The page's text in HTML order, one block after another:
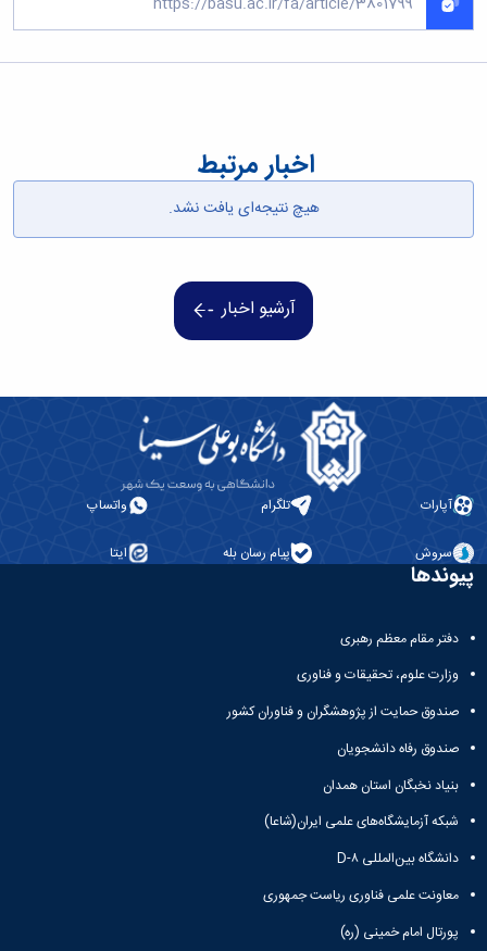
اخبار مرتبط
هیچ نتیجه‌ای یافت نشد.
آرشیو اخبار
آپارات تلگرام واتساپ
سروش پیام رسان بله ایتا
پیوندها
دفتر مقام معظم رهبری
وزارت علوم، تحقیقات و فناوری
صندوق حمایت از پژوهشگران و فناوران کشور
صندوق رفاه دانشجویان
بنیاد نخبگان استان همدان
شبکه آزمایشگاه‌های علمی ایران(شاعا)
دانشگاه بین‌المللی D-۸
معاونت علمی فناوری ریاست جمهوری
پورتال امام خمینی (ره)